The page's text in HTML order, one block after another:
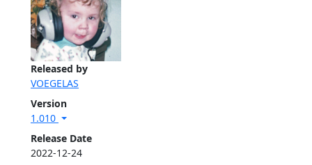
Released by
VOEGELAS
Version
1.010
Release Date
2022-12-24